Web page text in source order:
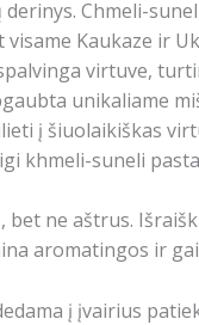
Chmeli-
Kaukaze ir
virtuve,
unikaliame
į šiuolaikiškas
khmeli-suneli
bet ne aštrus.
aromatingos ir
į įvairius